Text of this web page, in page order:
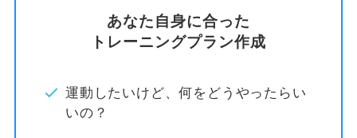
あなた自身に合った
トレーニングプラン作成
運動したいけど、何をどうやったらい
いの？